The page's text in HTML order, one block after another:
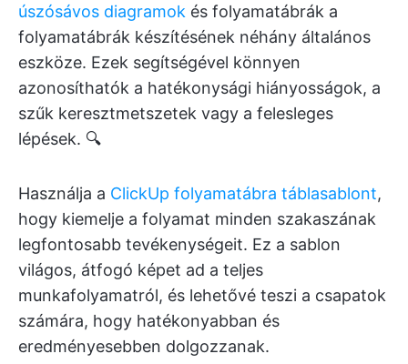
úszósávos diagramok és folyamatábrák a
folyamatábrák készítésének néhány általános
eszköze. Ezek segítségével könnyen
azonosíthatók a hatékonysági hiányosságok, a
szűk keresztmetszetek vagy a felesleges
lépések. 🔍
Használja a ClickUp folyamatábra táblasablont,
hogy kiemelje a folyamat minden szakaszának
legfontosabb tevékenységeit. Ez a sablon
világos, átfogó képet ad a teljes
munkafolyamatról, és lehetővé teszi a csapatok
számára, hogy hatékonyabban és
eredményesebben dolgozzanak.